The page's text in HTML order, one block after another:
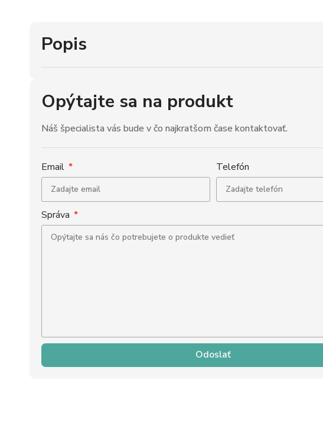
Popis
Opýtajte sa na produkt
Náš špecialista vás bude v čo najkratšom čase kontaktovať.
Email Telefón
Správa
Odoslať